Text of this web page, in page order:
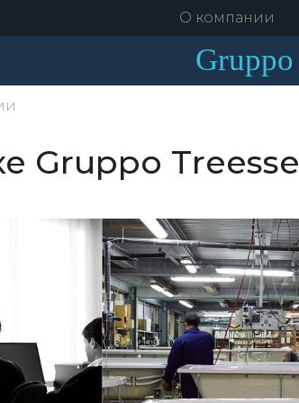
О компании
Gruppo
Gruppo Treesse